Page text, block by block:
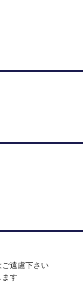
遠慮下さい
す